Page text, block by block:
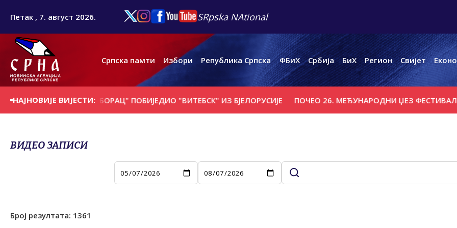
Петак , 7. август 2026. SRpska NAtional
Српска памти Избори Република Српска ФБиХ Србија БиХ Регион Свијет
НАЈНОВИЈЕ ВИЈЕСТИ:
ДАН "БОРАЦ" ПОБИЈЕДИО "ВИТЕБСК" ИЗ БЈЕЛОРУСИЈЕ ПОЧЕО 26. МЕЂУНАРОДНИ ЏЕЗ ФЕСТИВАЛ НА
ВИДЕО ЗАПИСИ
Број резултата: 1361